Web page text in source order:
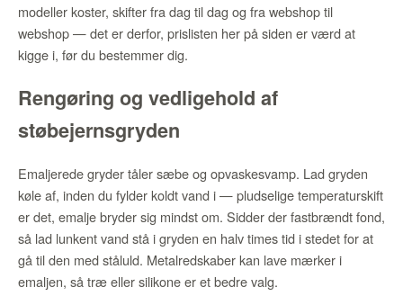
modeller koster, skifter fra dag til dag og fra webshop til
webshop — det er derfor, prislisten her på siden er værd at
kigge i, før du bestemmer dig.
Rengøring og vedligehold af
støbejernsgryden
Emaljerede gryder tåler sæbe og opvaskesvamp. Lad gryden
køle af, inden du fylder koldt vand i — pludselige temperaturskift
er det, emalje bryder sig mindst om. Sidder der fastbrændt fond,
så lad lunkent vand stå i gryden en halv times tid i stedet for at
gå til den med ståluld. Metalredskaber kan lave mærker i
emaljen, så træ eller silikone er et bedre valg.